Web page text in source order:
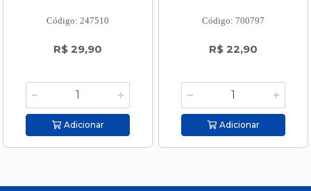
Código: 247510
R$ 29,90
Adicionar
Código: 700797
R$ 22,90
Adicionar